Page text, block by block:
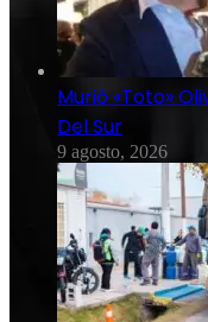
Murió «Toto»
Del Sur
9 agosto, 2026